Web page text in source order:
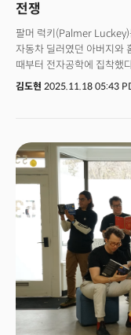
전쟁
팔머 럭키(Palmer
자동차 딜러였던 아버지와
때부터 전자공학에 집착했
대학을 중퇴하고 부모님 차
업계는 사실상 죽은 시장
소비자의 외면을 받았다.하
게이브 뉴웰은 킥스타터 캠
사람이 있다면 팔머일 것
20억달러에 인수했다. 럭키
김도현 2025.11.18 05:43